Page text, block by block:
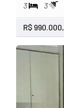
3 3
R$ 990.000,